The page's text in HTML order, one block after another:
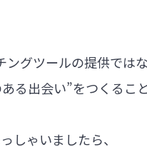
ングツールの提供では
る出会い”をつくるこ
しゃいましたら、